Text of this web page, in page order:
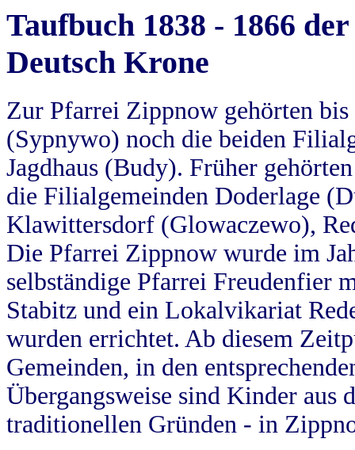
Taufbuch 1838 - 1866
Deutsch Krone
Zur Pfarrei Zippnow gehörten
(Sypnywo) noch die beiden
Jagdhaus (Budy). Früher
die Filialgemeinden Doderlage
Klawittersdorf (Glowaczewo),
Die Pfarrei Zippnow wurde im
selbständige Pfarrei Freudenfier
Stabitz und ein Lokalvikariat
wurden errichtet. Ab diesem
Gemeinden, in den
Übergangsweise sind Kinder aus
traditionellen Gründen - in